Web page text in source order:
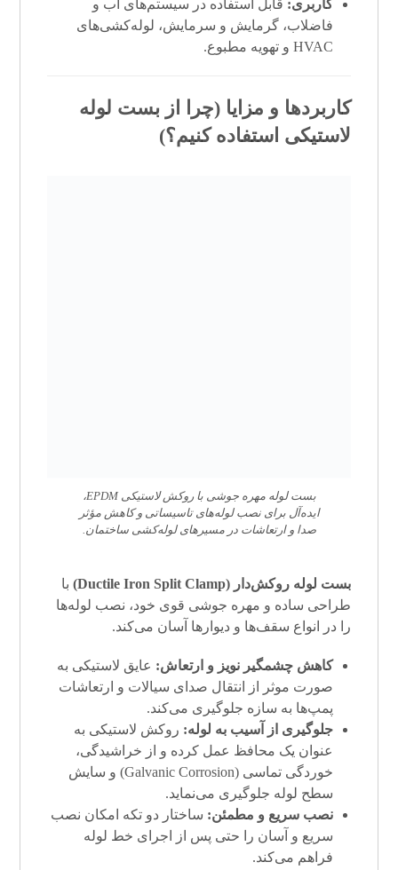
کاربری: قابل استفاده در سیستم‌های آب و
فاضلاب، گرمایش و سرمایش، لوله‌کشی‌های
HVAC و تهویه مطبوع.
کاربردها و مزایا (چرا از بست لوله
لاستیکی استفاده کنیم؟)
بست لوله مهره جوشی با روکش لاستیکی EPDM،
ایده‌آل برای نصب لوله‌های تاسیساتی و کاهش مؤثر
صدا و ارتعاشات در مسیرهای لوله‌کشی ساختمان.
بست لوله روکش‌دار (Ductile Iron Split Clamp)
با
طراحی ساده و مهره جوشی قوی خود، نصب لوله‌ها
را در انواع سقف‌ها و دیوارها آسان می‌کند.
کاهش چشمگیر نویز و ارتعاش: عایق لاستیکی به
صورت موثر از انتقال صدای سیالات و ارتعاشات
پمپ‌ها به سازه جلوگیری می‌کند.
جلوگیری از آسیب به لوله: روکش لاستیکی به
عنوان یک محافظ عمل کرده و از خراشیدگی،
خوردگی تماسی (Galvanic Corrosion) و سایش
سطح لوله جلوگیری می‌نماید.
نصب سریع و مطمئن: ساختار دو تکه امکان نصب
سریع و آسان را حتی پس از اجرای خط لوله
فراهم می‌کند.